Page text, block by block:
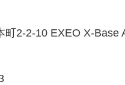
2-2-10 EXEO X-Base